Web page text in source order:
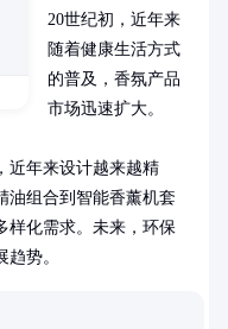
20世纪初，近年来
随着健康生活方式
的普及，香氛产品
市场迅速扩大。
近年来设计越来越精
油组合到智能香薰机套
样化需求。未来，环保
势。